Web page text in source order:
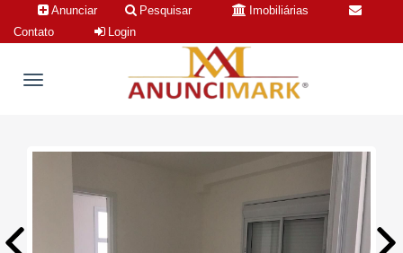
Anunciar Pesquisar
Imobiliárias
Contato
Login